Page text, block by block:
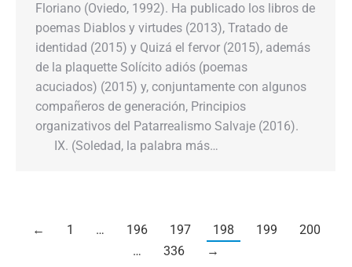
Floriano (Oviedo, 1992). Ha publicado los libros de
poemas Diablos y virtudes (2013), Tratado de
identidad (2015) y Quizá el fervor (2015), además
de la plaquette Solícito adiós (poemas
acuciados) (2015) y, conjuntamente con algunos
compañeros de generación, Principios
organizativos del Patarrealismo Salvaje (2016).
IX. (Soledad, la palabra más…
← 1 … 196 197 198 199
200
…
336 →